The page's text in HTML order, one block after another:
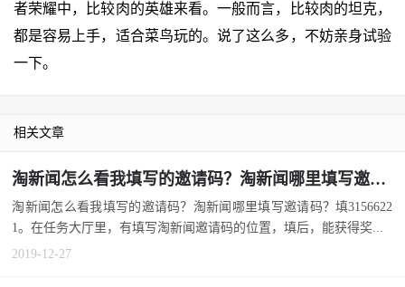
者荣耀中，比较肉的英雄来看。一般而言，比较肉的坦克，
都是容易上手，适合菜鸟玩的。说了这么多，不妨亲身试验
一下。
相关文章
淘新闻怎么看我填写的邀请码？淘新闻哪里填写邀请码？
淘新闻怎么看我填写的邀请码？淘新闻哪里填写邀请码？填3156622
1。在任务大厅里，有填写淘新闻邀请码的位置，填后，能获得奖...
2019-12-27